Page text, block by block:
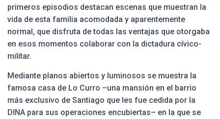
primeros episodios destacan escenas que muestran la
vida de esta familia acomodada y aparentemente
normal, que disfruta de todas las ventajas que otorgaba
en esos momentos colaborar con la dictadura cívico-
militar.
Mediante planos abiertos y luminosos se muestra la
famosa casa de Lo Curro –una mansión en el barrio
más exclusivo de Santiago que les fue cedida por la
DINA para sus operaciones encubiertas– en la que se